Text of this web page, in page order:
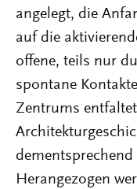
angelegt, die
auf die
offene, teils nur
spontane
Zentrums
Herangezogen